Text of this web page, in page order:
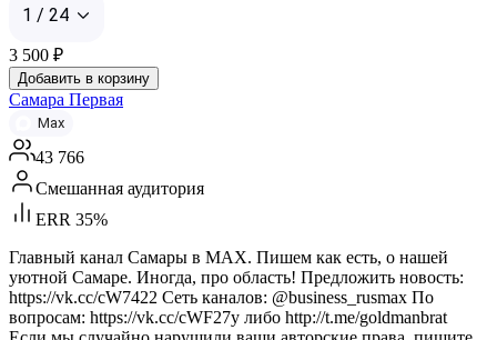
1 / 24
3 500 ₽
Добавить в корзину
Самара Первая
Max
43 766
Смешанная аудитория
ERR 35%
Главный канал Самары в MAX. Пишем как есть, о нашей
уютной Самаре. Иногда, про область! Предложить новость:
https://vk.cc/cW7422 Сеть каналов: @business_rusmax По
вопросам: https://vk.cc/cWF27y либо http://t.me/goldmanbrat